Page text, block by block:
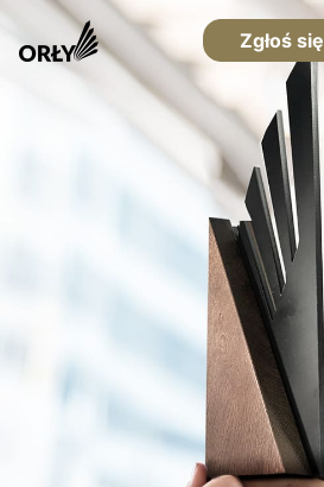
Zgłoś się